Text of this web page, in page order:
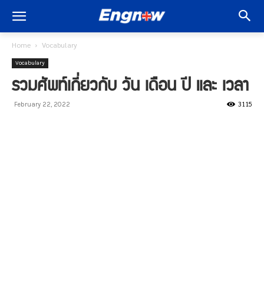
Home Vocabulary
Vocabulary
รวมศัพท์เกี่ยวกับ วัน เดือน ปี และ เวลา
February 22, 2022 3115